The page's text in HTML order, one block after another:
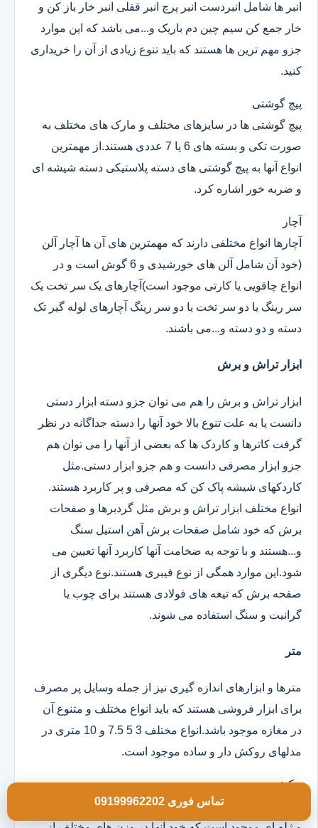
انبر ها شامل انبردست انبر پرچ انبر قفلی انبر خار باز کن و
خار جمع کن سیم چین دم باریک و...می باشد که این موارد
جزو مهم ترین ها هستند که باید تنوع زیادی از آن را خریداری
کنید.
پیچ گوشتی
پیچ گوشتی ها در سایزهای مختلف و مارک های مختلف به
صورت تکی و بسته های 6 یا 7 عددی هستند.از مهمترین
انواع آنها به پیچ گوشتی های دسته پلاستیکی دسته شیشه ای
و ضربه خور اشاره کرد.
آچار
آچارها انواع مختلفی دارند که مهمترین های آن ها آچار آلن
(خود آن شامل آلن های خورشیدی و 6 گوش است و در
انواع چاقویی یا کارتی موجود است)آچارهای یک سر تخت یک
سر رینگ یا دو سر تخت یا دو سر رینگ آچارهای لوله گیر تک
دسته و دو دسته و...می باشند.
ابزار تراش و برش
ابزار تراش و برش را هم می توان جزو دسته ابزار دستی
دانست یا به علت تنوع بالا خود آنها را دسته جداگانه در نظر
گرفت کاترها و کاردک ها که بعضی از آنها را می توان هم
جزو ابزار مصرفی دانست و هم جزو ابزار دستی.مثل
کاردکهای شیشه پاک کن که مصرفی و پر کاربرد هستند.
انواع مختلف ابزار تراش و برش مثل گردبرها و صفحات
برش که خود شامل صفحات برش آهن استیل سنگ
و...هستند و با توجه به ضخامت آنها کاربرد آنها تعیین می
شود.این موارد همگی از نوع فیبری هستند.نوع دیگری از
صفحه برش که تیغه های فولادی هستند برای چوب یا
گرانیت و سنگ استفاده می شوند.
متر
مترها و ابزارهای اندازه گیری نیز از جمله وسایل پر مصرف
برای ابزار فروشی هستند که باید انواع مختلف و متنوع آن
در مغازه موجود باشد.انواع مختلف 3 5 7.5 و 10 متری در
مدلهای روکش دار و ساده موجود است.
چکش
انواع چکش در مدلهای تمام فلزی دسته چوبی تمام لاستیکی
تماس فوری 09199962202